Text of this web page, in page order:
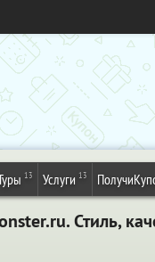
13 Услуги 13
Стиль,